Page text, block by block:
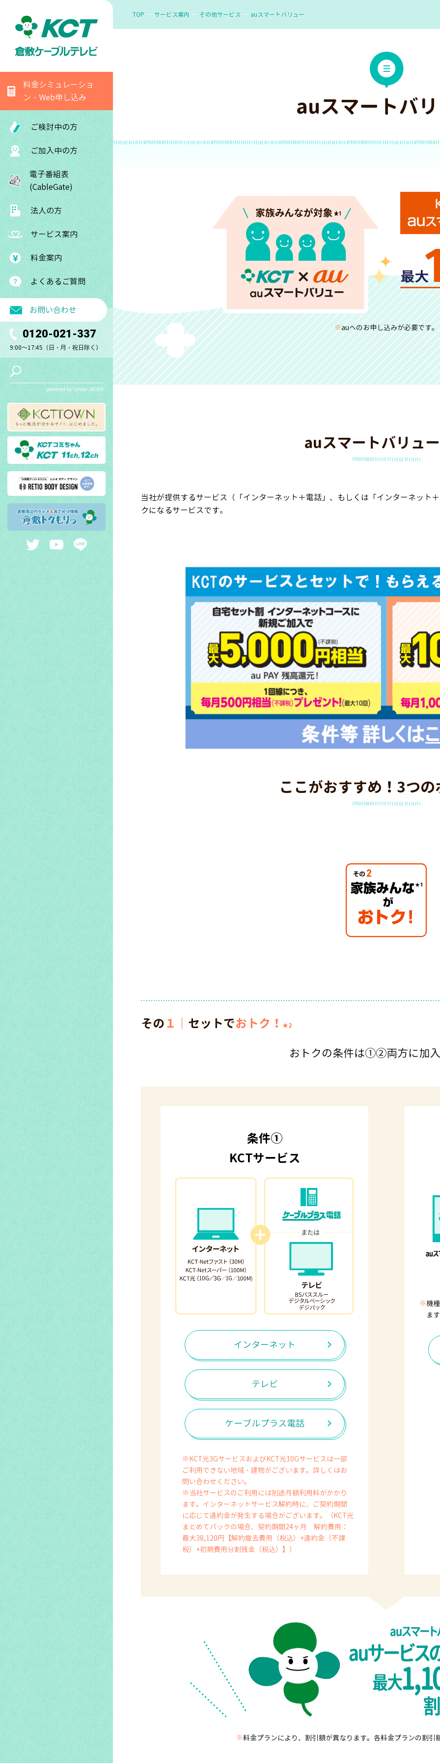
料金シミュレーショ
ン・Web申し込み
ご検討中の方
ご加入中の方
電子番組表
(CableGate)
法人の方
サービス案内
料金案内
よくあるご質問
お問い合わせ
0120-021-337
9:00～17:45（日・月・祝日除く）
powered by Yahoo! JAPAN
TOP サービス案内 その他サービス auスマートバリュー
auスマートバ
※auへのお申し込みが必要です。
auスマートバリュ
当社が提供するサービス（「インターネット＋電話」、もしくは「インターネット
クになるサービスです。
ここがおすすめ！3つ
その１｜ セットでおトク！ ★2
おトクの条件は①②両方に加
条件①
KCTサービス
インターネット
テレビ
ケーブルプラス電話
※KCT光3GサービスおよびKCT光10Gサービスは一部
ご利用できない地域・建物がございます。詳しくはお
問い合わせください。
※当社サービスのご利用には別途月額利用料がかかり
ます。インターネットサービス解約時に、ご契約期間
に応じて違約金が発生する場合がございます。（KCT光
まとめてパックの場合、契約期間24ヶ月 解約費用：
最大38,120円【解約撤去費用（税込）+違約金（不課
税）+初期費用分割残金（税込）】）
※機
ま
※料金プランにより、割引額が異なります。各料金プランの割引